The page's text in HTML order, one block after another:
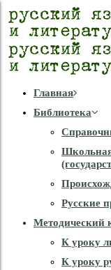
Главная
Библиотека
Русские
Методический
К уроку
К уроку